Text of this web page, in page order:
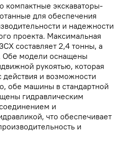
компактные экскаваторы-
для обеспечения
и надежности
проекта. Максимальная
составляет 2,4 тонны, а
Обе модели оснащены
рукоятью, которая
действия и возможности
обе машины в стандартной
гидравлическим
и
что обеспечивает
и